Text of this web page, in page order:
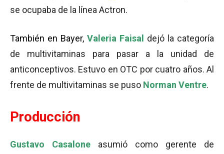
se ocupaba de la línea Actron.
También en Bayer, Valeria Faisal
dejó la categoría
de multivitaminas para pasar a la unidad de
anticonceptivos. Estuvo en OTC por cuatro años. Al
frente de multivitaminas se puso Norman Ventre.
Producción
Gustavo Casalone asumió como gerente de